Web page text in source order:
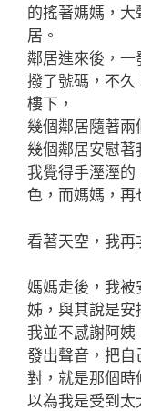
的搖著媽媽，
居。
鄰居進來後，一
撥了號碼，不久
樓下，
幾個鄰居隨著兩
幾個鄰居安慰著
我覺得手溼溼的
色，而媽媽，再
看著天空，我再
媽媽走後，我被
姊，與其說是安
我並不感謝阿姨
發出聲音，把
對，就是那個時
以為我是受到太